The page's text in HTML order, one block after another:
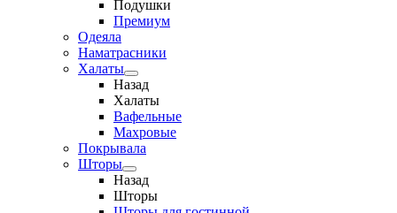
Подушки
Премиум
Одеяла
Наматрасники
Халаты
Назад
Халаты
Вафельные
Махровые
Покрывала
Шторы
Назад
Шторы